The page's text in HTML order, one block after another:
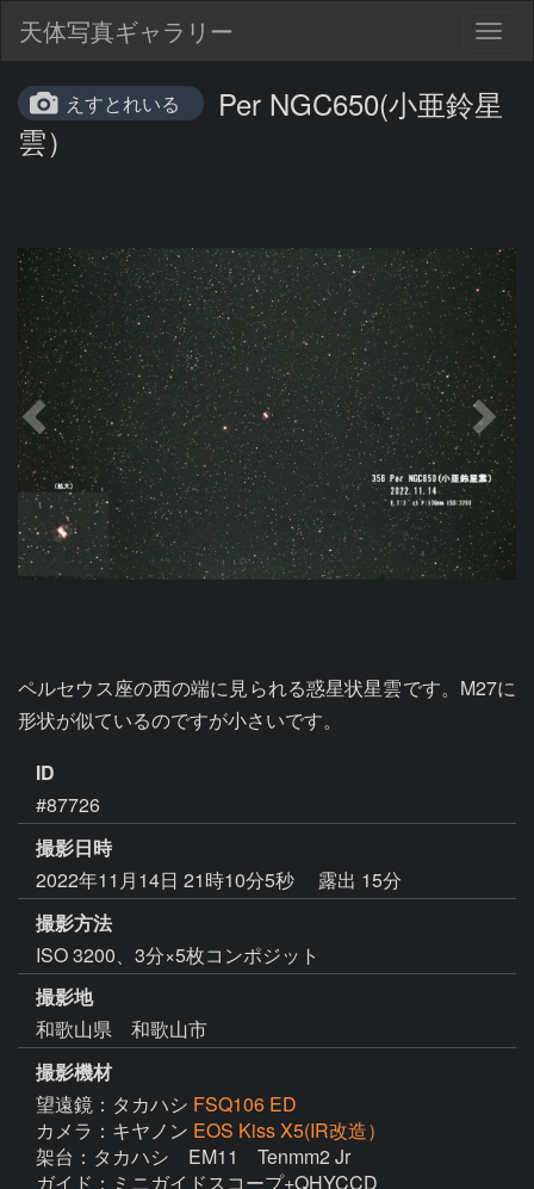
天体写真ギャラリー
えすとれいる
Per NGC650(小亜鈴星
雲）
ペルセウス座の西の端に見られる惑星状星雲です。M27に
形状が似ているのですが小さいです。
ID
#87726
撮影日時
2022年11月14日 21時10分5秒
露出 15分
撮影方法
ISO 3200、3分×5枚コンポジット
撮影地
和歌山県 和歌山市
撮影機材
望遠鏡：タカハシ FSQ106 ED
カメラ：キヤノン EOS Kiss X5(IR改造）
架台：タカハシ　EM11　Tenmm2 Jr
ガイド：ミニガイドスコープ+QHYCCD